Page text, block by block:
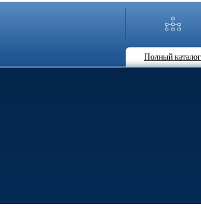
Полный каталог